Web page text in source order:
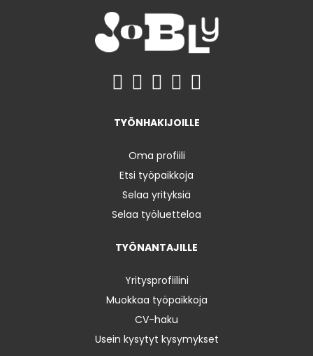
TYÖNHAKIJOILLE
Oma profiili
Etsi työpaikkoja
Selaa yrityksiä
Selaa työluetteloa
TYÖNANTAJILLE
Yritysprofiilini
Muokkaa työpaikkoja
CV-haku
Usein kysytyt kysymykset